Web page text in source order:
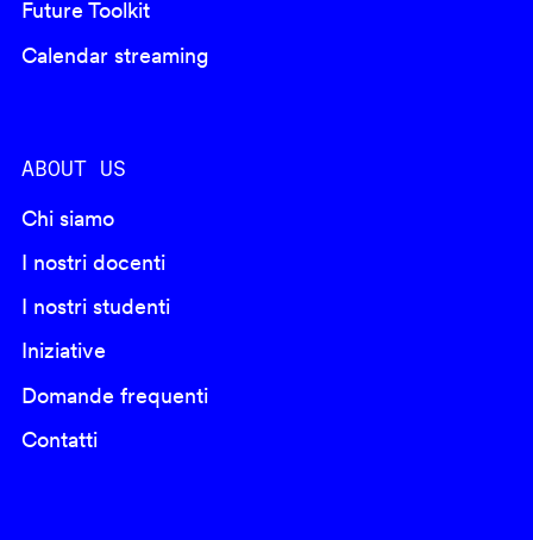
Future Toolkit
Calendar streaming
ABOUT US
Chi siamo
I nostri docenti
I nostri studenti
Iniziative
Domande frequenti
Contatti